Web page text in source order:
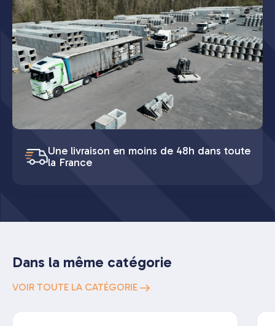
Une livraison en moins de 48h dans toute
la France
Dans la même catégorie
VOIR TOUTE LA CATÉGORIE